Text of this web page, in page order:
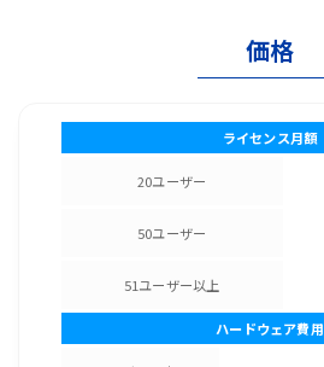
価格
ライセンス月額
20ユーザー
50ユーザー
51ユーザー以上
ハードウェア費用